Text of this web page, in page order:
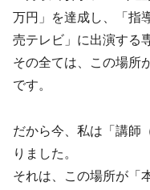
万円」を達成し、「指
売テレビ」に出演する
その全ては、この場所
です。
だから今、私は「講師
りました。
それは、この場所が「